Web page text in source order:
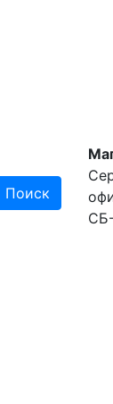
Поиск